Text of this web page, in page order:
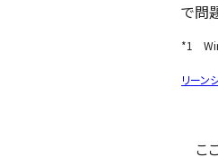
で問
*1
リーン
こ